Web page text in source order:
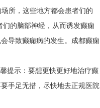
所，这些地方都会患者们的
的脑部神经，从而诱发癫痫
导致癫痫病的发生。 成都癫痫
提示：要想更快更好地治疗癫
手足无措，尽快地去正规医院